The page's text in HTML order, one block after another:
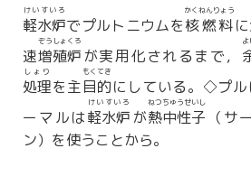
軽水炉
けいすいろ
でプルトニウムを核燃料
かくねんりょう
に
速増殖炉
ぞうしょくろ
が実用化されるまで，
処理
しょり
を主目的
もくてき
にしている。◇プ
ーマルは軽水炉
けいすいろ
が熱中性子
ねつちゅうせいし
（サ
ン）を使うことから。